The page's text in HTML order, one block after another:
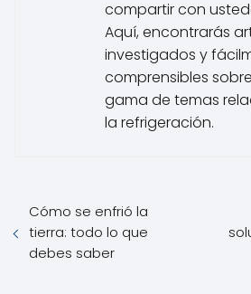
compartir con
Aquí, encontrarás
investigados y
comprensibles
gama de temas
la refrigeración.
Cómo se enfrió la
tierra: todo lo que
debes saber